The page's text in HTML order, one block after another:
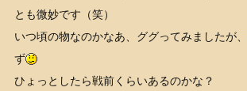
とも微妙です（笑）
いつ頃の物なのかなあ、ググってみましたが
ず
ひょっとしたら戦前くらいあるのかな？